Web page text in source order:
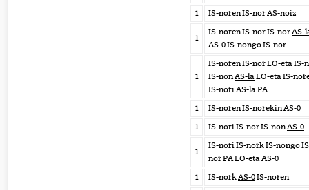
1
IS-noren IS-norAS-noiz
1
IS-noren IS-nor IS-norAS-
AS-0 IS-nongo IS-nor
1
IS-noren IS-nor LO-eta IS-
IS-nonAS-laLO-eta IS-
IS-nori AS-la PA
1
IS-noren IS-norekinAS-0
1
IS-nori IS-nor IS-nonAS-0
1
IS-nori IS-nork IS-nongo
nor PA LO-etaAS-0
1
IS-norkAS-0IS-noren